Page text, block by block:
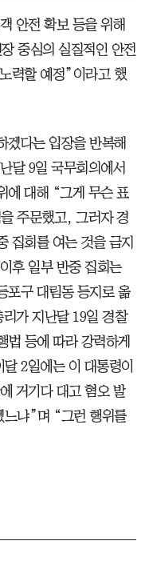
안전 확보 등을 위해
중심의 실질적인 안전
력할 예정”이라고 했
겠다는 입장을 반복해
달 9일 국무회의에서
에 대해 “그게 무슨 표
주문했고, 그러자 경
집회를 여는 것을 금지
후 일부 반중 집회는
포구 대림동 등지로 옮
가 지난달 19일 경찰
법 등에 따라 강력하게
2일에는 이 대통령이
거기다 대고 혐오 발
느냐”며 “그런 행위를